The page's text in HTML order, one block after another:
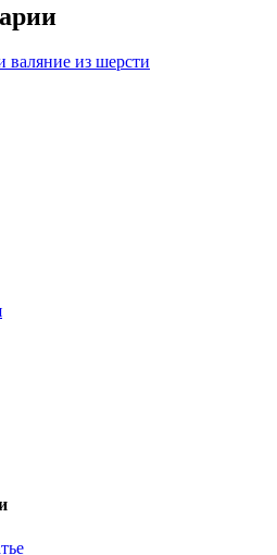
валяние из шерсти